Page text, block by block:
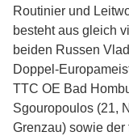
Routinier und
besteht aus gleich
beiden Russen
Doppel-
TTC OE Bad
Sgouropoulos (21,
Grenzau) sowie